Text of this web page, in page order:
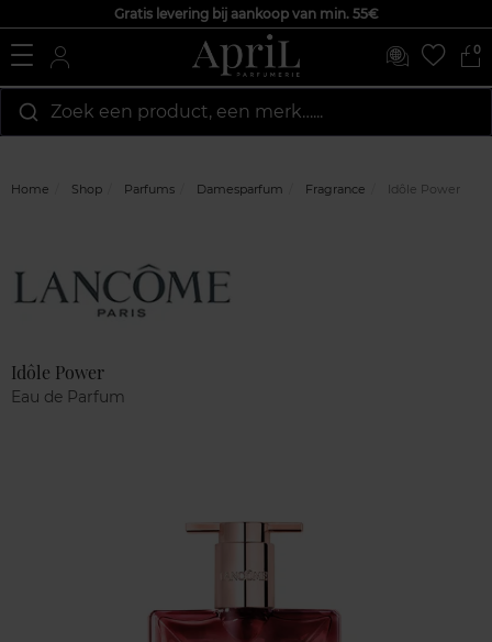
Gratis levering bij aankoop van min. 55€
0
Zoek een product, een merk…...
Home Shop Parfums Damesparfum Fragrance Idôle Power
Idôle Power
Eau de Parfum